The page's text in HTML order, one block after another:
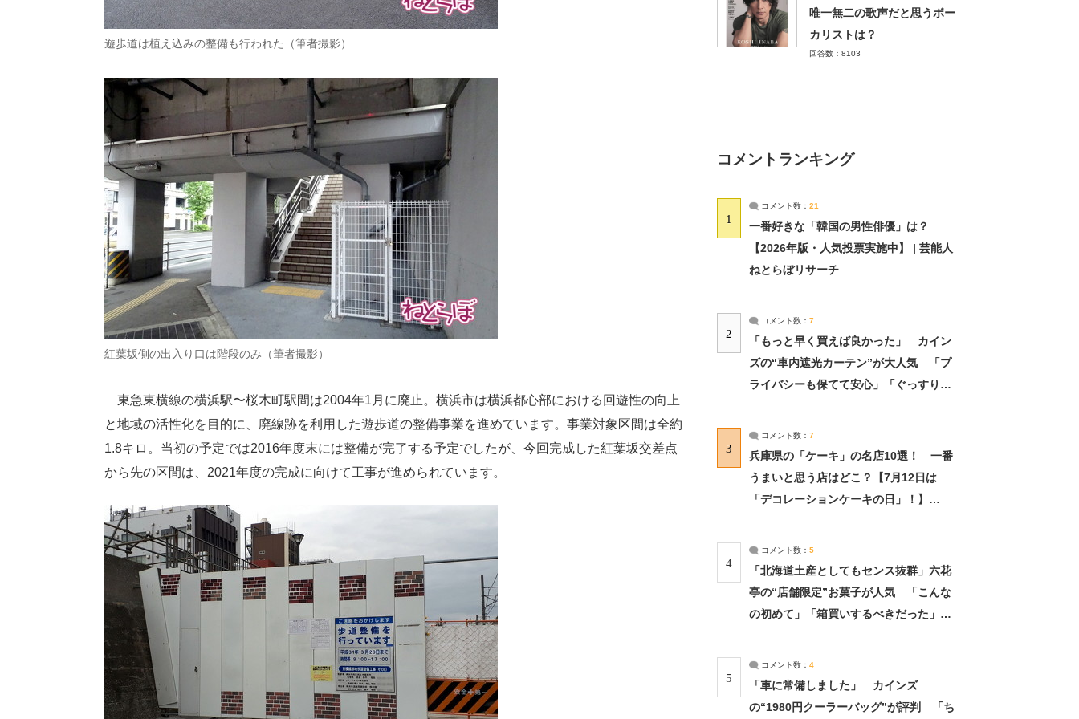
遊歩道は植え込みの整備も行われた（筆者撮影）
紅葉坂側の出入り口は階段のみ（筆者撮影）
東急東横線の横浜駅〜桜木町駅間は2004年1月に廃止。横浜市は横浜都心部における回遊性の向上
と地域の活性化を目的に、廃線跡を利用した遊歩道の整備事業を進めています。事業対象区間は全約
1.8キロ。当初の予定では2016年度末には整備が完了する予定でしたが、今回完成した紅葉坂交差点
から先の区間は、2021年度の完成に向けて工事が進められています。
唯一無二の歌声だと思うボー
カリストは？
回答数：8103
コメントランキング
1
コメント数： 21
一番好きな「韓国の男性俳優」は？
【2026年版・人気投票実施中】 | 芸能人
ねとらぼリサーチ
2
コメント数： 7
「もっと早く買えば良かった」 カイン
ズの“車内遮光カーテン”が大人気 「プ
ライバシーも保てて安心」「ぐっすり眠
3
コメント数： 7
兵庫県の「ケーキ」の名店10選！ 一番
うまいと思う店はどこ？【7月12日は
「デコレーションケーキの日」！】
4
コメント数： 5
「北海道土産としてもセンス抜群」六花
亭の“店舗限定”お菓子が人気 「こんな
の初めて」「箱買いするべきだった」
5
コメント数： 4
「車に常備しました」 カインズ
の“1980円クーラーバッグ”が評判 「ち